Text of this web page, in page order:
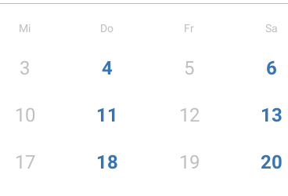
Mi Do Fr Sa
3 4 5 6
10 11 12 13
17 18 19 20